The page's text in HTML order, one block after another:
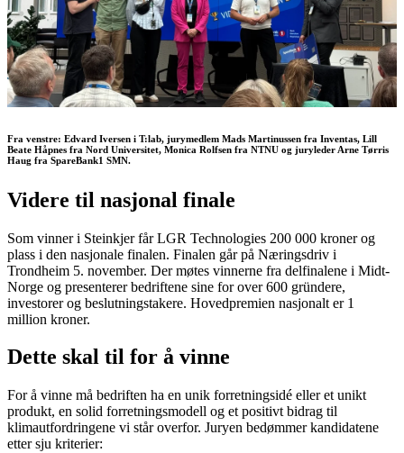
Fra venstre: Edvard Iversen i T:lab, jurymedlem Mads Martinussen fra Inventas, Lill
Beate Håpnes fra Nord Universitet, Monica Rolfsen fra NTNU og juryleder Arne Tørris
Haug fra SpareBank1 SMN.
Videre til nasjonal finale
Som vinner i Steinkjer får LGR Technologies 200 000 kroner og
plass i den nasjonale finalen. Finalen går på Næringsdriv i
Trondheim 5. november. Der møtes vinnerne fra delfinalene i Midt-
Norge og presenterer bedriftene sine for over 600 gründere,
investorer og beslutningstakere. Hovedpremien nasjonalt er 1
million kroner.
Dette skal til for å vinne
For å vinne må bedriften ha en unik forretningsidé eller et unikt
produkt, en solid forretningsmodell og et positivt bidrag til
klimautfordringene vi står overfor. Juryen bedømmer kandidatene
etter sju kriterier: